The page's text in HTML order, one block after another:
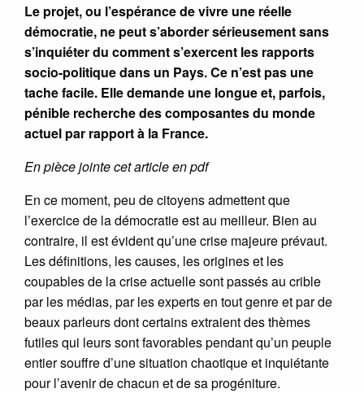
Le projet, ou l’espérance de vivre une réelle
démocratie, ne peut s’aborder sérieusement sans
s’inquiéter du comment s’exercent les rapports
socio-politique dans un Pays. Ce n’est pas une
tache facile. Elle demande une longue et, parfois,
pénible recherche des composantes du monde
actuel par rapport à la France.
En pièce jointe cet article en pdf
En ce moment, peu de citoyens admettent que
l’exercice de la démocratie est au meilleur. Bien au
contraire, il est évident qu’une crise majeure prévaut.
Les définitions, les causes, les origines et les
coupables de la crise actuelle sont passés au crible
par les médias, par les experts en tout genre et par de
beaux parleurs dont certains extraient des thèmes
futiles qui leurs sont favorables pendant qu’un peuple
entier souffre d’une situation chaotique et inquiétante
pour l’avenir de chacun et de sa progéniture.